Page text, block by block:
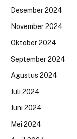
Desember 2024
November 2024
Oktober 2024
September 2024
Agustus 2024
Juli 2024
Juni 2024
Mei 2024